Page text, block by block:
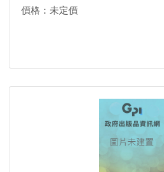
價格：未定價